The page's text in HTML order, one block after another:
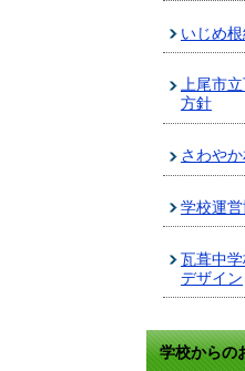
いじめ
上尾市
方針
さわや
学校運
瓦葺中
デザイン
学校からの